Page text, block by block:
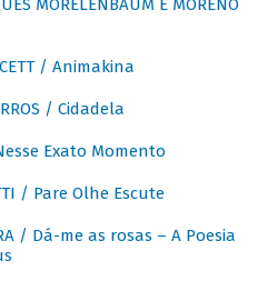
MORELENBAUM E MORENO
/ Animakina
/ Cidadela
Exato Momento
/ Pare Olhe Escute
/ Dá-me as rosas – A Poesia